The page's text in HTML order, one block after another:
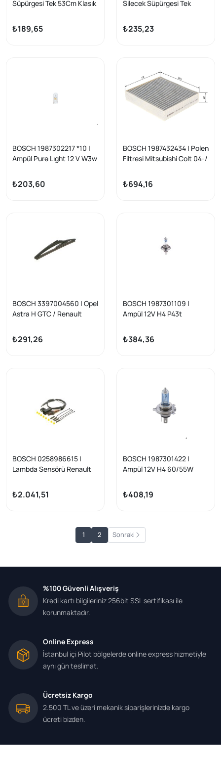
Süpürgesi Tek 53Cm Klasık
Punto Golf IV Bora
₺189,65
Silecek Süpürgesi Tek
tip
₺235,23
BOSCH 1987302217 *10 |
Ampül Pure Lıght 12 V W3w
W2.1X9.5D | 10 Adet
₺203,60
BOSCH 1987432434 | Polen
Filtresi Mitsubishi Colt 04-/
₺694,16
BOSCH 3397004560 | Opel
Astra H GTC / Renault
Arka Silecek 23 cm
₺291,26
BOSCH 1987301109 |
Ampül 12V H4 P43t
₺384,36
BOSCH 0258986615 |
Lambda Sensörü Renault
Logan, Trafic; Opel Astra,
Vectra
₺2.041,51
BOSCH 1987301422 |
Ampül 12V H4 60/55W
₺408,19
1 2 Sonraki
%100 Güvenli Alışveriş
Kredi kartı bilgileriniz 256bit SSL sertifikası ile
korunmaktadır.
Online Express
İstanbul içi Pilot bölgelerde online express hizmetiyle
aynı gün teslimat.
Ücretsiz Kargo
2.500 TL ve üzeri mekanik siparişlerinizde kargo
ücreti bizden.